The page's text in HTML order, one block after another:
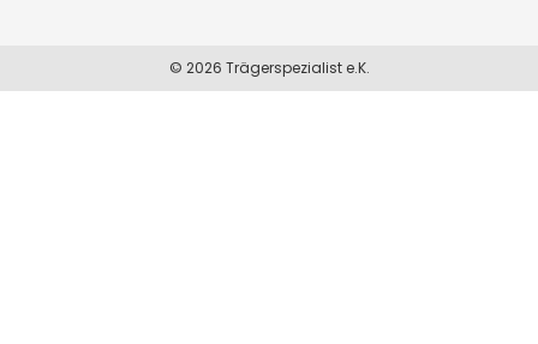
© 2026 Trägerspezialist e.K.